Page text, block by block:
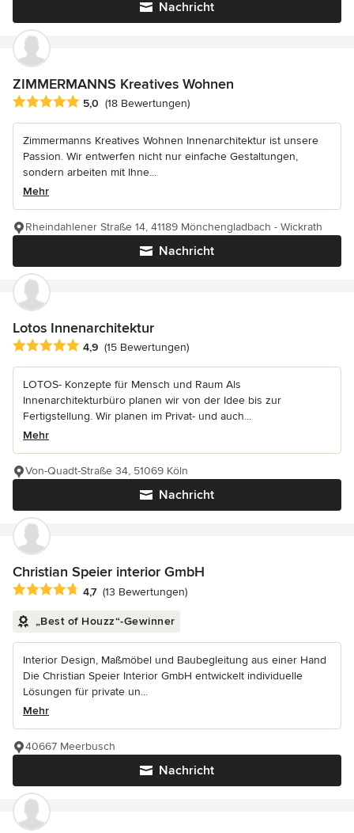
Nachricht
ZIMMERMANNS Kreatives Wohnen
Durchschnittliche Bewertung: 5 von 5 Sternen
5,0 (18 Bewertungen)
Zimmermanns Kreatives Wohnen Innenarchitektur ist unsere
Passion. Wir entwerfen nicht nur einfache Gestaltungen,
sondern arbeiten mit Ihne...
Mehr
Nachricht
Rheindahlener Straße 14, 41189 Mönchengladbach - Wickrath
Lotos Innenarchitektur
Durchschnittliche Bewertung: 4.9 von 5 Sternen
4,9 (15 Bewertungen)
LOTOS- Konzepte für Mensch und Raum Als
Innenarchitekturbüro planen wir von der Idee bis zur
Fertigstellung. Wir planen im Privat- und auch...
Mehr
Nachricht
Von-Quadt-Straße 34, 51069 Köln
Christian Speier interior GmbH
Durchschnittliche Bewertung: 4.7 von 5 Sternen
4,7 (13 Bewertungen)
„Best of Houzz“-Gewinner
Interior Design, Maßmöbel und Baubegleitung aus einer Hand
Die Christian Speier Interior GmbH entwickelt individuelle
Lösungen für private un...
Mehr
Nachricht
40667 Meerbusch